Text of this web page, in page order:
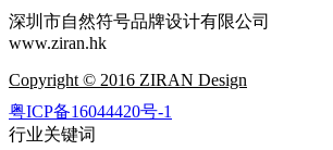
深圳市自然符号品牌设计有限公司
www.ziran.hk
Copyright © 2016 ZIRAN Design
粤ICP备16044420号-1
行业关键词